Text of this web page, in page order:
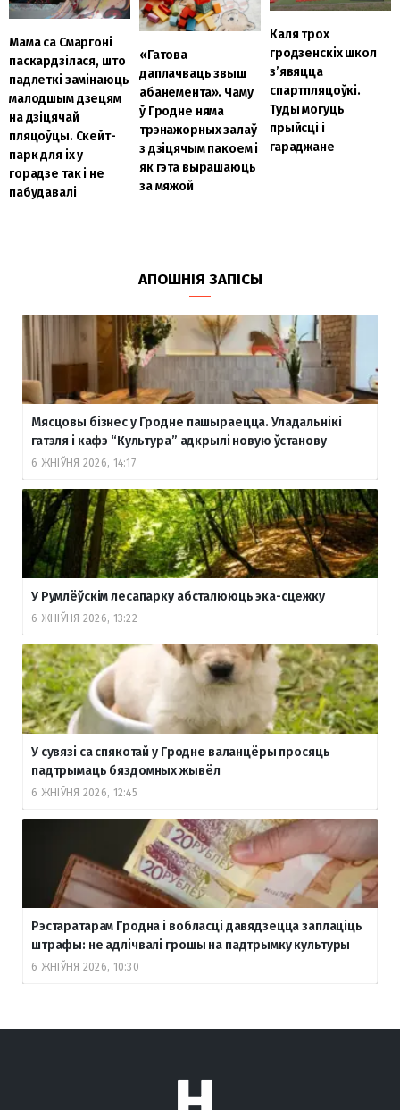
Мама са Смаргоні
паскардзілася, што
падлеткі замінаюць
малодшым дзецям
на дзіцячай
пляцоўцы. Скейт-
парк для іх у
горадзе так і не
пабудавалі
«Гатова
даплачваць звыш
абанемента». Чаму
ў Гродне няма
трэнажорных залаў
з дзіцячым пакоем і
як гэта вырашаюць
за мяжой
Каля трох
гродзенскіх школ
з’явяцца
спартпляцоўкі.
Туды могуць
прыйсці і
гараджане
АПОШНІЯ ЗАПІСЫ
Мясцовы бізнес у Гродне пашыраецца. Уладальнікі
гатэля і кафэ “Культура” адкрылі новую ўстанову
6 ЖНІЎНЯ 2026, 14:17
У Румлёўскім лесапарку абсталююць эка-сцежку
6 ЖНІЎНЯ 2026, 13:22
У сувязі са спякотай у Гродне валанцёры просяць
падтрымаць бяздомных жывёл
6 ЖНІЎНЯ 2026, 12:45
Рэстаратарам Гродна і вобласці давядзецца заплаціць
штрафы: не адлічвалі грошы на падтрымку культуры
6 ЖНІЎНЯ 2026, 10:30